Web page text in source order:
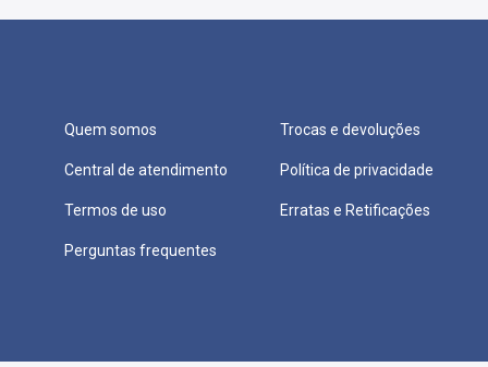
Quem somos Trocas e devoluções
Central de atendimento Política de privacidade
Termos de uso Erratas e Retificações
Perguntas frequentes